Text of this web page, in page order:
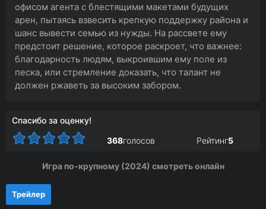
офисом агента с блестящими макетами будущих
арен, пытаясь взвесить крепкую поддержку района и
шанс вывести семью из нужды. На рассвете ему
предстоит решение, которое раскроет, что важнее:
благодарность людям, выкроившим ему поле из
песка, или стремление доказать, что талант не
должен ржаветь за высоким забором.
Спасибо за оценку!
368голосов Рейтинг5
Игра по-крупному (2024) смотреть онлайн
Трейлер